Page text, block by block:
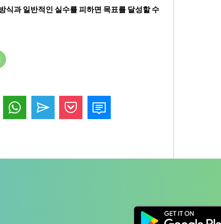
식과 일반적인 실수를 피하면 목표를 달성할 수